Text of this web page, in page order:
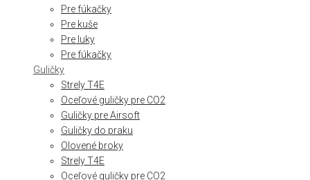
Pre fúkačky
Pre kuše
Pre luky
Pre fúkačky
Guličky
Strely T4E
Oceľové guličky pre CO2
Guličky pre Airsoft
Guličky do praku
Olovené broky
Strely T4E
Oceľové guličky pre CO2